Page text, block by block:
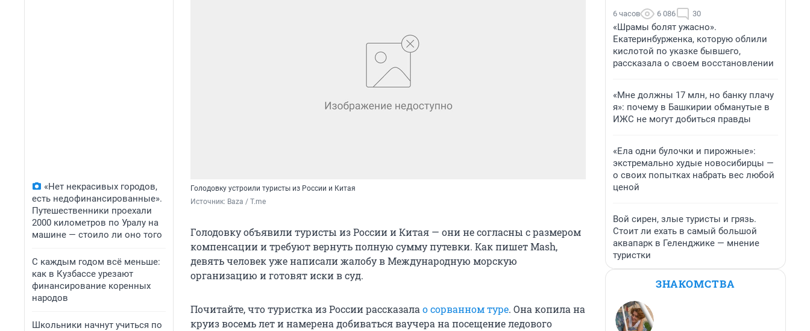
«Нет некрасивых городов,
есть недофинансированные».
Путешественники проехали
2000 километров по Уралу на
машине — стоило ли оно того
С каждым годом всё меньше:
как в Кузбассе урезают
финансирование коренных
народов
Школьники начнут учиться по
Голодовку устроили туристы из России и Китая
Источник: Baza / T.me
Голодовку объявили туристы из России и Китая — они не согласны с размером
компенсации и требуют вернуть полную сумму путевки. Как пишет Mash,
девять человек уже написали жалобу в Международную морскую
организацию и готовят иски в суд.
Почитайте, что туристка из России рассказала о сорванном туре. Она копила на
круиз восемь лет и намерена добиваться ваучера на посещение ледового
6 часов 6 086 30
«Шрамы болят ужасно».
Екатеринбурженка, которую облили
кислотой по указке бывшего,
рассказала о своем восстановлении
«Мне должны 17 млн, но банку плачу
я»: почему в Башкирии обманутые в
ИЖС не могут добиться правды
«Ела одни булочки и пирожные»:
экстремально худые новосибирцы —
о своих попытках набрать вес любой
ценой
Вой сирен, злые туристы и грязь.
Стоит ли ехать в самый большой
аквапарк в Геленджике — мнение
туристки
ЗНАКОМСТВА